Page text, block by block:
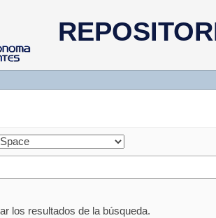
los resultados de la búsqueda.